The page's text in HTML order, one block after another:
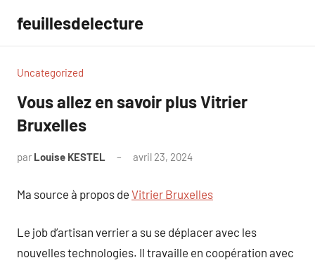
contenu
feuillesdelecture
Uncategorized
Vous allez en savoir plus Vitrier
Bruxelles
par Louise KESTEL avril 23, 2024
Ma source à propos de Vitrier Bruxelles
Le job d’artisan verrier a su se déplacer avec les
nouvelles technologies. Il travaille en coopération avec